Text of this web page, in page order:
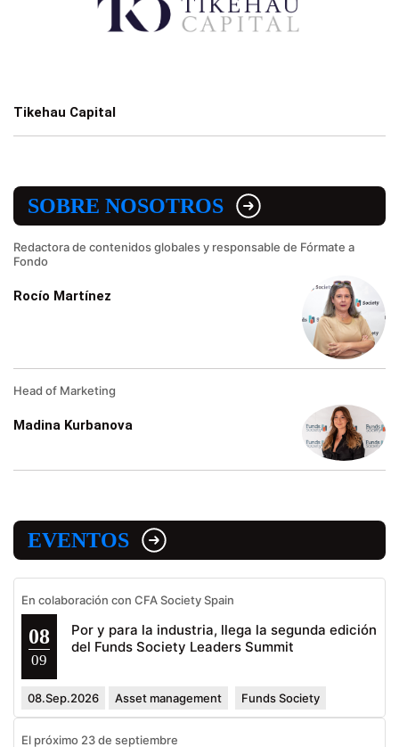
Tikehau Capital
SOBRE NOSOTROS
Redactora de contenidos globales y responsable de Fórmate a
Fondo
Rocío Martínez
Head of Marketing
Madina Kurbanova
EVENTOS
En colaboración con CFA Society Spain
08
09
Por y para la industria, llega la segunda edición
del Funds Society Leaders Summit
08.Sep.2026 Asset management Funds Society
El próximo 23 de septiembre